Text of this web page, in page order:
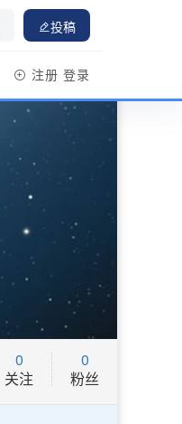
投稿
注册 登录
0
粉丝
0
关注